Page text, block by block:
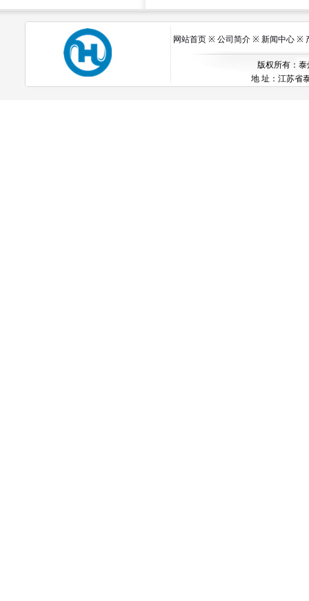
网站首页 ※ 公司简介 ※ 新闻中心 ※
版权所有：泰
地 址：江苏省